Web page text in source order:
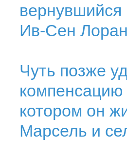
вернувшийся
Ив-Сен
Чуть позже
компенсацию
котором он
Марсель и